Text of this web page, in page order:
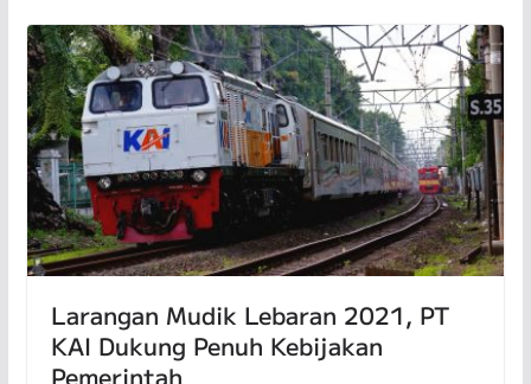
Larangan Mudik Lebaran 2021, PT
KAI Dukung Penuh Kebijakan
Pemerintah